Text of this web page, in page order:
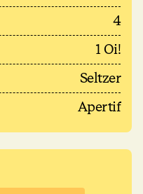
4
1 Oi!
Seltzer
Apertif